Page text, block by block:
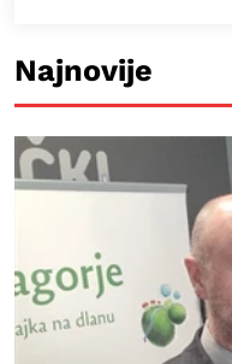
Najnovije